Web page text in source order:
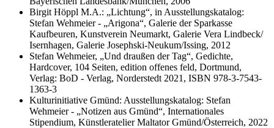
Birgit Höppl M.A.: „Lichtung“, in Ausstellungskatalog:
Stefan Wehmeier - „Arigona“, Galerie der Sparkasse
Kaufbeuren, Kunstverein Neumarkt, Galerie Vera Lindbeck/
Isernhagen, Galerie Josephski-Neukum/Issing, 2012
Stefan Wehmeier, „Und draußen der Tag“, Gedichte,
Hardcover, 104 Seiten, edition offenes feld, Dortmund,
Verlag: BoD - Verlag, Norderstedt 2021, ISBN 978-3-7543-
1363-3
Kulturinitiative Gmünd: Ausstellungskatalog: Stefan
Wehmeier - „Notizen aus Gmünd“, Internationales
Stipendium, Künstleratelier Maltator Gmünd/Österreich, 2022